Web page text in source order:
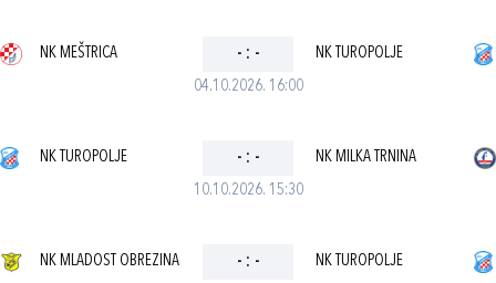
04.10.2026. 16:00
NK MEŠTRICA - : - NK TUROPOLJE
10.10.2026. 15:30
NK TUROPOLJE - : - NK MILKA TRNINA
NK MLADOST OBREZINA - : - NK TUROPOLJE